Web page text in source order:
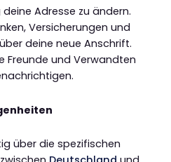
Adresse zu ändern.
Versicherungen und
deine neue Anschrift.
Freunde und Verwandten
über die spezifischen